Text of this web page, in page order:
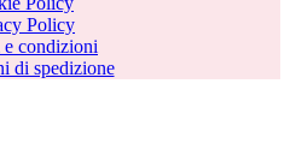
Policy
condizioni
di spedizione